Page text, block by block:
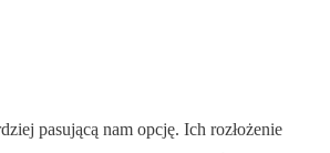
pasującą nam opcję. Ich rozłożenie